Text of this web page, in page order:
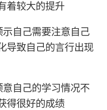
着较大的提升
自己需要注意自己
导致自己的言行出现
自己的学习情况不
得很好的成绩